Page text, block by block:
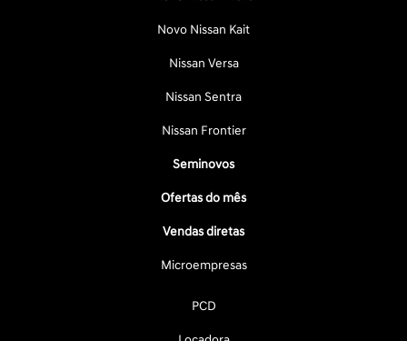
Novo Nissan Kait
Nissan Versa
Nissan Sentra
Nissan Frontier
Seminovos
Ofertas do mês
Vendas diretas
Microempresas
PCD